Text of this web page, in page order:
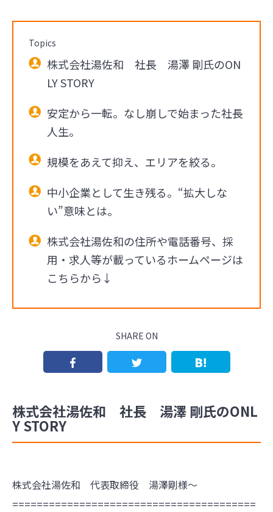
Topics
株式会社湯佐和 社長 湯澤 剛氏のON
LY STORY
安定から一転。なし崩しで始まった社長
人生。
規模をあえて抑え、エリアを絞る。
中小企業として生き残る。“拡大しな
い”意味とは。
株式会社湯佐和の住所や電話番号、採
用・求人等が載っているホームページは
こちらから↓
SHARE ON
株式会社湯佐和 社長 湯澤 剛氏のONL
Y STORY
株式会社湯佐和 代表取締役 湯澤剛様～
========================================